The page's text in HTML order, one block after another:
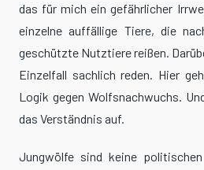
das für mich ein gefährlicher
einzelne auffällige Tiere, die
geschützte Nutztiere reißen.
Einzelfall sachlich reden. Hier
Logik gegen Wolfsnachwuchs.
das Verständnis auf.
Jungwölfe sind keine